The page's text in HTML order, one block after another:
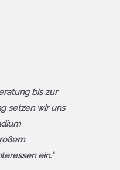
bis zur
setzen wir uns
ein.“